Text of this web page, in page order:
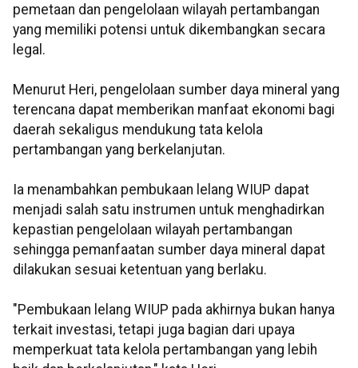
pemetaan dan pengelolaan wilayah pertambangan
yang memiliki potensi untuk dikembangkan secara
legal.
Menurut Heri, pengelolaan sumber daya mineral yang
terencana dapat memberikan manfaat ekonomi bagi
daerah sekaligus mendukung tata kelola
pertambangan yang berkelanjutan.
Ia menambahkan pembukaan lelang WIUP dapat
menjadi salah satu instrumen untuk menghadirkan
kepastian pengelolaan wilayah pertambangan
sehingga pemanfaatan sumber daya mineral dapat
dilakukan sesuai ketentuan yang berlaku.
"Pembukaan lelang WIUP pada akhirnya bukan hanya
terkait investasi, tetapi juga bagian dari upaya
memperkuat tata kelola pertambangan yang lebih